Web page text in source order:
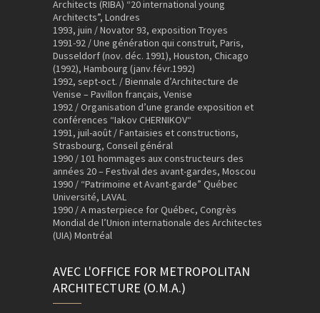
Architects (RIBA) “20 international young
Architects”, Londres
1993, juin / Novator 93, exposition Troyes
1991-92 / Une génération qui construit, Paris,
Dusseldorf (nov. déc. 1991), Houston, Chicago
(1992), Hambourg (janv.févr.1992)
1992, sept-oct. / Biennale d’Architecture de
Venise – Pavillon français, Venise
1992 / Organisation d’une grande exposition et
conférences “Iakov CHERNIKOV“
1991, juil-août / Fantaisies et constructions,
Strasbourg, Conseil général
1990 / 101 hommages aux constructeurs des
années 20 – Festival des avant-gardes, Moscou
1990 / “Patrimoine et Avant-garde” Québec
Université, LAVAL
1990 / A masterpiece for Québec, Congrès
Mondial de l’Union internationale des Architectes
(UIA) Montréal
AVEC L'OFFICE FOR METROPOLITAN
ARCHITECTURE (O.M.A.)